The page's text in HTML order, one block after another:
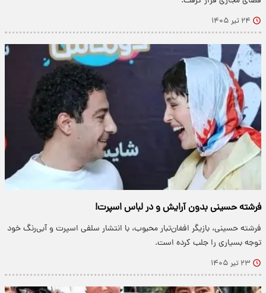
۲۴ تیر ۱۴۰۵
فرشته حسینی بدون آرایش و در لباس اسپرت!
فرشته حسینی، بازیگر افغان‌تبار محبوب، با انتشار سلفی اسپرت و آبی‌رنگ خود
توجه بسیاری را جلب کرده است.
۲۳ تیر ۱۴۰۵